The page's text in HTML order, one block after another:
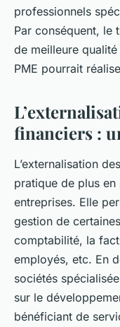
professionnels
Par conséquent, le
de meilleure
PME pourrait
financiers :
L’externalisation
pratique de plus
entreprises. Elle
gestion de
comptabilité, la
employés, etc. En
sociétés
sur le
bénéficiant de